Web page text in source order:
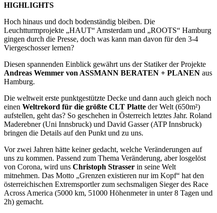
HIGHLIGHTS
Hoch hinaus und doch bodenständig bleiben. Die
Leuchtturmprojekte „HAUT“ Amsterdam und „ROOTS“ Hamburg
gingen durch die Presse, doch was kann man davon für den 3-4
Viergeschosser lernen?
Diesen spannenden Einblick gewährt uns der Statiker der Projekte
Andreas Wemmer von ASSMANN BERATEN + PLANEN aus
Hamburg.
Die weltweit erste punktgestützte Decke und dann auch gleich noch
einen Weltrekord für die größte CLT Platte der Welt (650m²)
aufstellen, geht das? So geschehen in Österreich letztes Jahr. Roland
Maderebner (Uni Innsbruck) und David Gasser (ATP Innsbruck)
bringen die Details auf den Punkt und zu uns.
Vor zwei Jahren hätte keiner gedacht, welche Veränderungen auf
uns zu kommen. Passend zum Thema Veränderung, aber losgelöst
von Corona, wird uns Christoph Strasser in seine Welt
mitnehmen. Das Motto „Grenzen existieren nur im Kopf“ hat den
österreichischen Extremsportler zum sechsmaligen Sieger des Race
Across America (5000 km, 51000 Höhenmeter in unter 8 Tagen und
2h) gemacht.